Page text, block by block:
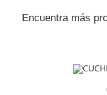
Encuentra más